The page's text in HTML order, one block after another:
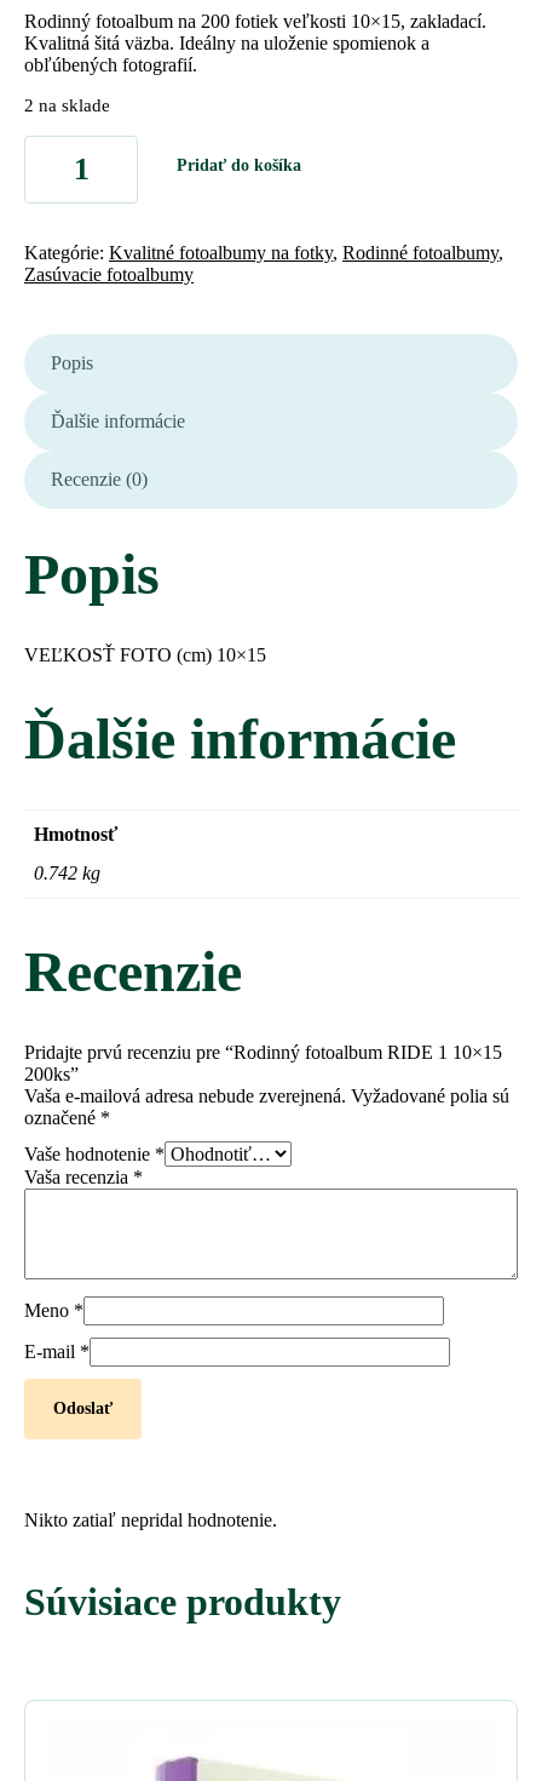
Rodinný fotoalbum na 200 fotiek veľkosti 10×15, zakladací.
Kvalitná šitá väzba. Ideálny na uloženie spomienok a
obľúbených fotografií.
2 na sklade
Pridať do košíka
Kategórie: Kvalitné fotoalbumy na fotky, Rodinné fotoalbumy,
Zasúvacie fotoalbumy
Popis
Ďalšie informácie
Recenzie (0)
Popis
VEĽKOSŤ FOTO (cm) 10×15
Ďalšie informácie
Hmotnosť
0.742 kg
Recenzie
Pridajte prvú recenziu pre “Rodinný fotoalbum RIDE 1 10×15
200ks”
Vaša e-mailová adresa nebude zverejnená. Vyžadované polia sú
označené *
Vaše hodnotenie *
Vaša recenzia *
Meno *
E-mail *
Nikto zatiaľ nepridal hodnotenie.
Súvisiace produkty